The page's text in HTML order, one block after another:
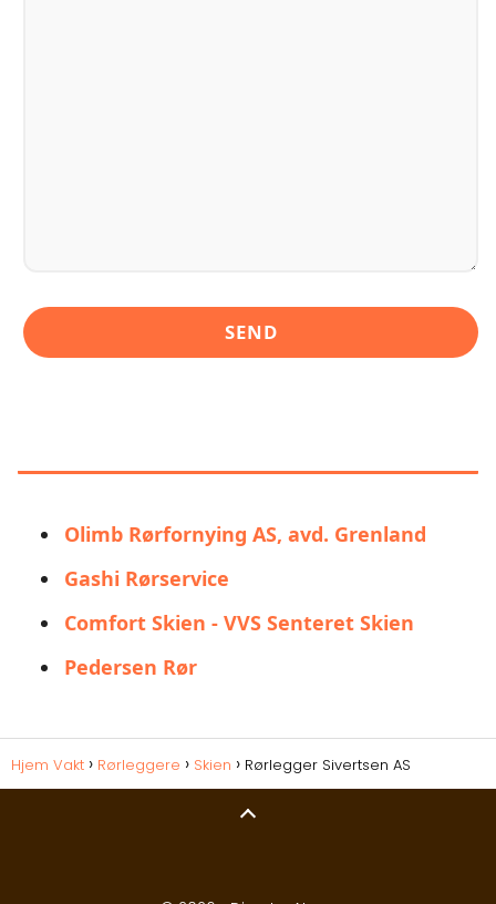
Olimb Rørfornying AS, avd. Grenland
Gashi Rørservice
Comfort Skien - VVS Senteret Skien
Pedersen Rør
Hjem Vakt Rørleggere Skien Rørlegger Sivertsen AS